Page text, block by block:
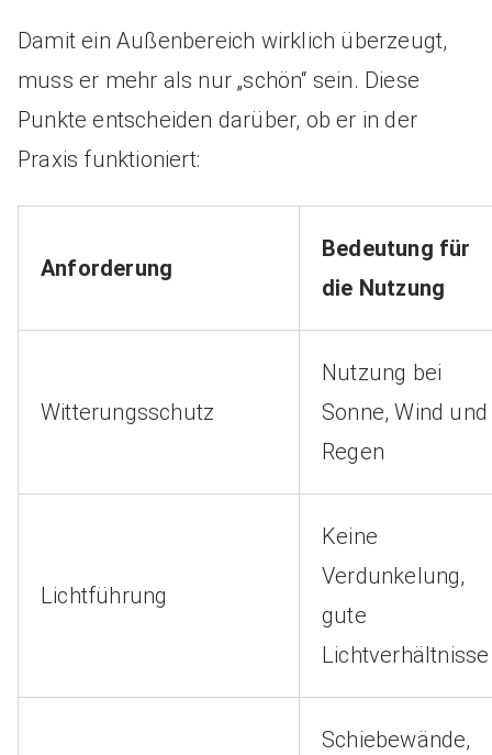
Damit ein Außenbereich wirklich überzeugt,
muss er mehr als nur „schön“ sein. Diese
Punkte entscheiden darüber, ob er in der
Praxis funktioniert:
Anforderung
Bedeutung für
die Nutzung
Witterungsschutz
Nutzung bei
Sonne, Wind und
Regen
Lichtführung
Keine
Verdunkelung,
gute
Lichtverhältnisse
Schiebewände,